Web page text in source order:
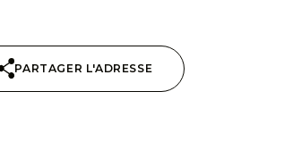
PARTAGER L'ADRESSE